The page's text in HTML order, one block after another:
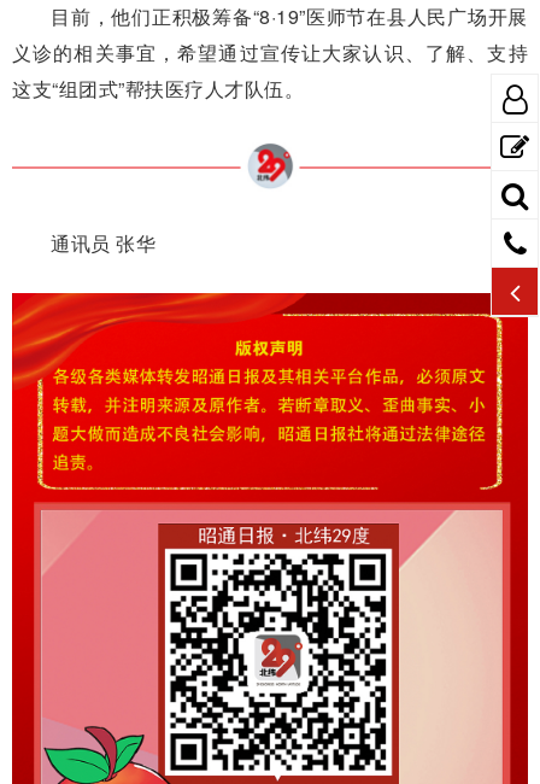
目前，他们正积极筹备“8·19”医师节在县人民广场开展
义诊的相关事宜，希望通过宣传让大家认识、了解、支持
这支“组团式”帮扶医疗人才队伍。
通讯员 张华